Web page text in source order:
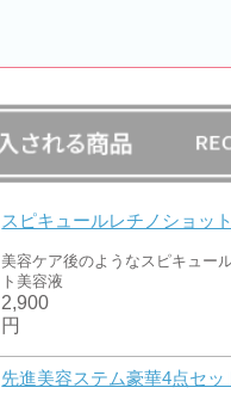
スピキュールレチノショッ
美容ケア後のようなスピキュー
ト美容液
2,900
円
先進美容ステム豪華4点セッ